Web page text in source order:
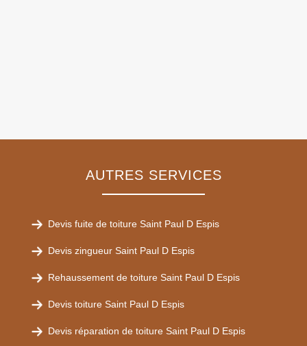
AUTRES SERVICES
Devis fuite de toiture Saint Paul D Espis
Devis zingueur Saint Paul D Espis
Rehaussement de toiture Saint Paul D Espis
Devis toiture Saint Paul D Espis
Devis réparation de toiture Saint Paul D Espis